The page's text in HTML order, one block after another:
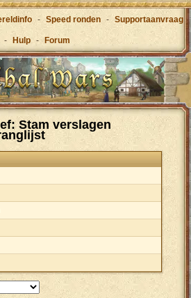
- Speed ronden - Supportaanvraag
- Hulp - Forum
Stam verslagen